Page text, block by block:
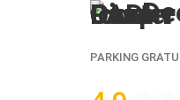
PARKING